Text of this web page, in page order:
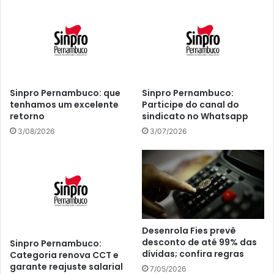
Sinpro Pernambuco: que
tenhamos um excelente
retorno
3/08/2026
Sinpro Pernambuco:
Participe do canal do
sindicato no Whatsapp
3/07/2026
Sinpro Pernambuco:
Categoria renova CCT e
garante reajuste salarial
Desenrola Fies prevê
desconto de até 99% das
dívidas; confira regras
7/05/2026